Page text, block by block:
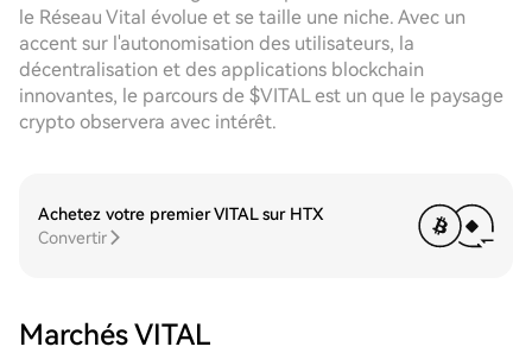
le Réseau Vital évolue et se taille une niche. Avec un
accent sur l'autonomisation des utilisateurs, la
décentralisation et des applications blockchain
innovantes, le parcours de $VITAL est un que le paysage
crypto observera avec intérêt.
Achetez votre premier VITAL sur HTX
Convertir
Marchés VITAL